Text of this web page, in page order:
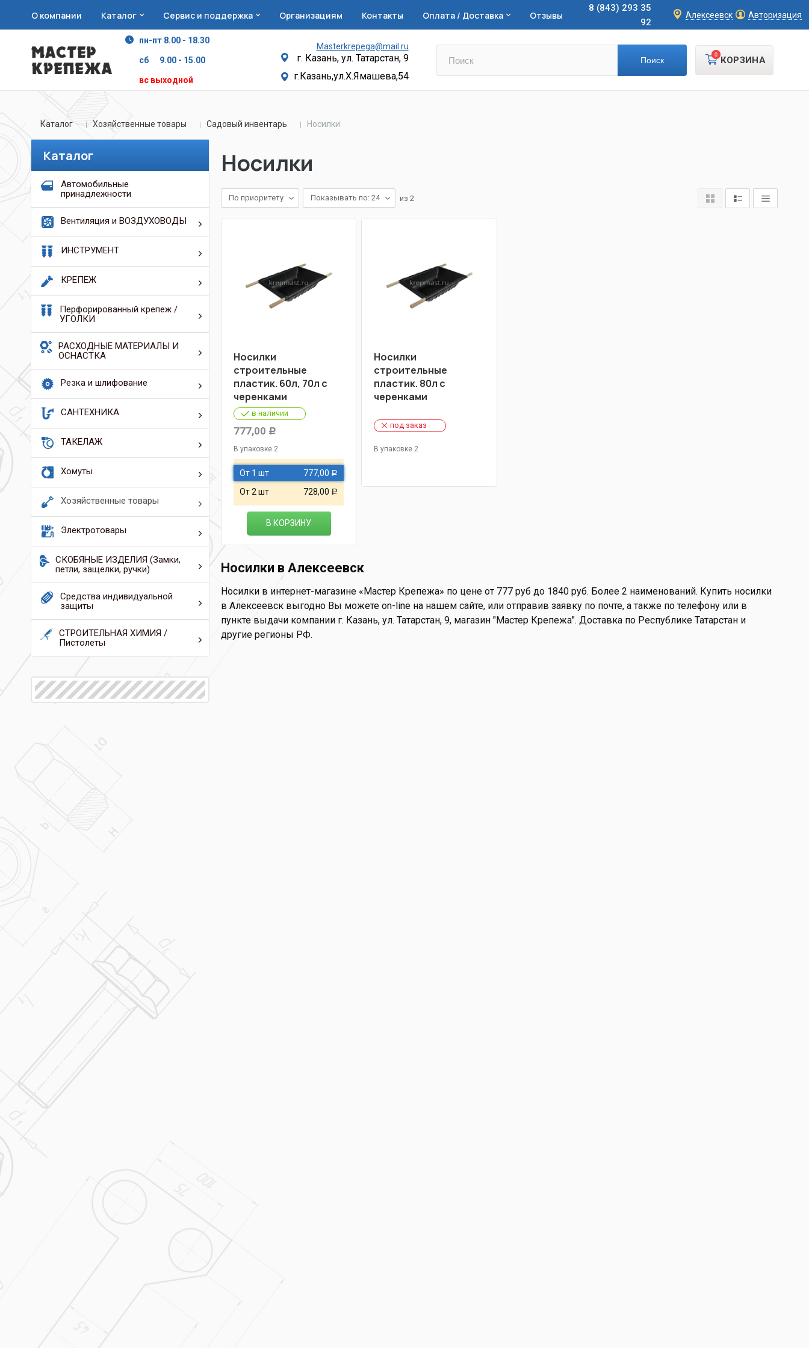
О компании Каталог Сервис и поддержка Организациям Контакты Оплата / Доставка Отзывы
8 (843) 293 35
92
Алексеевск Авторизация
пн-пт 8.00 - 18.30
сб 9.00 - 15.00
вс выходной
Masterkrepega@mail.ru
г. Казань, ул. Татарстан, 9
г.Казань,ул.Х.Ямашева,54
КОРЗИНА
0
Каталог Хозяйственные товары Садовый инвентарь Носилки
Каталог
Автомобильные
принадлежности
Вентиляция и ВОЗДУХОВОДЫ
ИНСТРУМЕНТ
КРЕПЕЖ
Перфорированный крепеж /
УГОЛКИ
РАСХОДНЫЕ МАТЕРИАЛЫ И
ОСНАСТКА
Резка и шлифование
САНТЕХНИКА
ТАКЕЛАЖ
Хомуты
Хозяйственные товары
Электротовары
СКОБЯНЫЕ ИЗДЕЛИЯ (Замки,
петли, защелки, ручки)
Средства индивидуальной
защиты
СТРОИТЕЛЬНАЯ ХИМИЯ /
Пистолеты
Носилки
По приоритету Показывать по: 24 из 2
Носилки
строительные
пластик. 60л, 70л с
черенками
в наличии
777,00 Р
В упаковке 2
От 1 шт 777,00 Р
От 2 шт 728,00 Р
В КОРЗИНУ
Носилки
строительные
пластик. 80л с
черенками
под заказ
В упаковке 2
Носилки в Алексеевск
Носилки в интернет-магазине «Мастер Крепежа» по цене от 777 руб до 1840 руб. Более 2 наименований. Купить носилки
в Алексеевск выгодно Вы можете on-line на нашем сайте, или отправив заявку по почте, а также по телефону или в
пункте выдачи компании г. Казань, ул. Татарстан, 9, магазин "Мастер Крепежа". Доставка по Республике Татарстан и
другие регионы РФ.